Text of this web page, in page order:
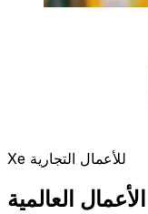
Xe للأعمال التجارية
العالمية